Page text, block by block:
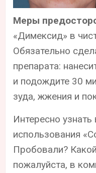
Меры
«Димексид» в
Обязательно
препарата:
и подождите 30
зуда, жжения и
Интересно
использования
Пробовали?
пожалуйста, в